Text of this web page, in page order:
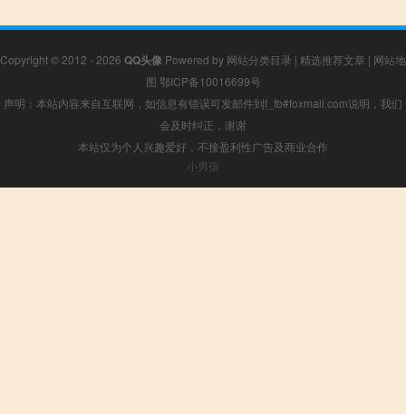
Copyright © 2012 - 2026 QQ头像 Powered by 网站分类目录 | 精选推荐文章 | 网站地
图 鄂ICP备10016699号
声明：本站内容来自互联网，如信息有错误可发邮件到f_fb#foxmail.com说明，我们
会及时纠正，谢谢
本站仅为个人兴趣爱好，不接盈利性广告及商业合作
小男孩